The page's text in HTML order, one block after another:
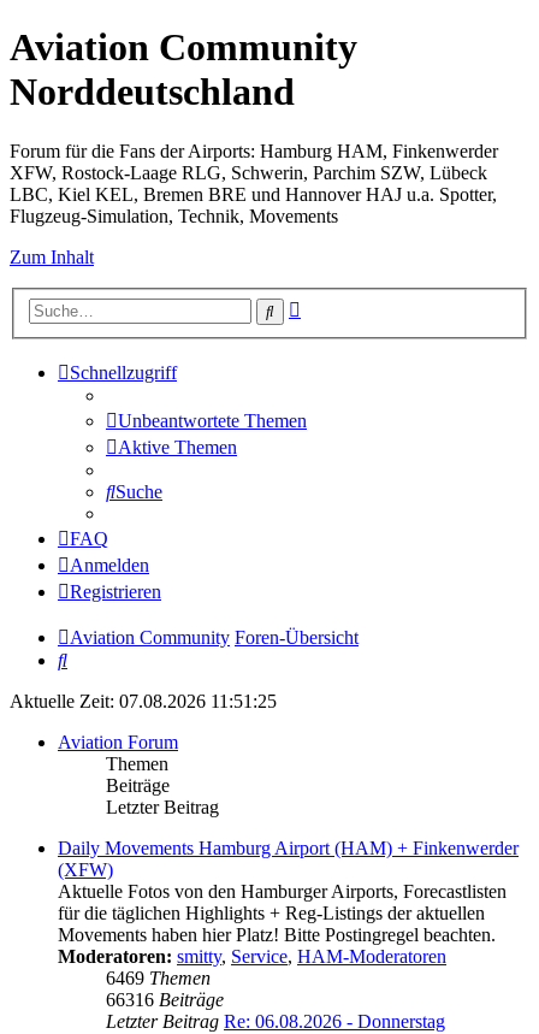
Aviation Community
Norddeutschland
Forum für die Fans der Airports: Hamburg HAM, Finkenwerder
XFW, Rostock-Laage RLG, Schwerin, Parchim SZW, Lübeck
LBC, Kiel KEL, Bremen BRE und Hannover HAJ u.a. Spotter,
Flugzeug-Simulation, Technik, Movements
Zum Inhalt
Suche
Schnellzugriff
Unbeantwortete Themen
Aktive Themen
Suche
FAQ
Anmelden
Registrieren
Aviation Community Foren-Übersicht
Suche
Aktuelle Zeit: 07.08.2026 11:51:25
Aviation Forum
Themen
Beiträge
Letzter Beitrag
Daily Movements Hamburg Airport (HAM) + Finkenwerder
(XFW)
Aktuelle Fotos von den Hamburger Airports, Forecastlisten
für die täglichen Highlights + Reg-Listings der aktuellen
Movements haben hier Platz! Bitte Postingregel beachten.
Moderatoren: smitty, Service, HAM-Moderatoren
6469 Themen
66316 Beiträge
Letzter Beitrag Re: 06.08.2026 - Donnerstag